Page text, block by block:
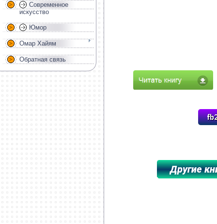
Современное
искусство
Юмор
Омар Хайям
Обратная связь